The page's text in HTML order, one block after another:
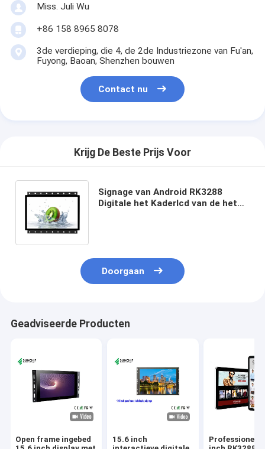
Miss. Juli Wu
+86 158 8965 8078
3de verdieping, die 4, de 2de Industriezone van Fu'an,
Fuyong, Baoan, Shenzhen bouwen
Contact nu
Krijg De Beste Prijs Voor
Signage van Android RK3288
Digitale het Kaderlcd van de het
Doorgaan
Geadviseerde Producten
Open frame ingebed
15.6 inch
Professionele